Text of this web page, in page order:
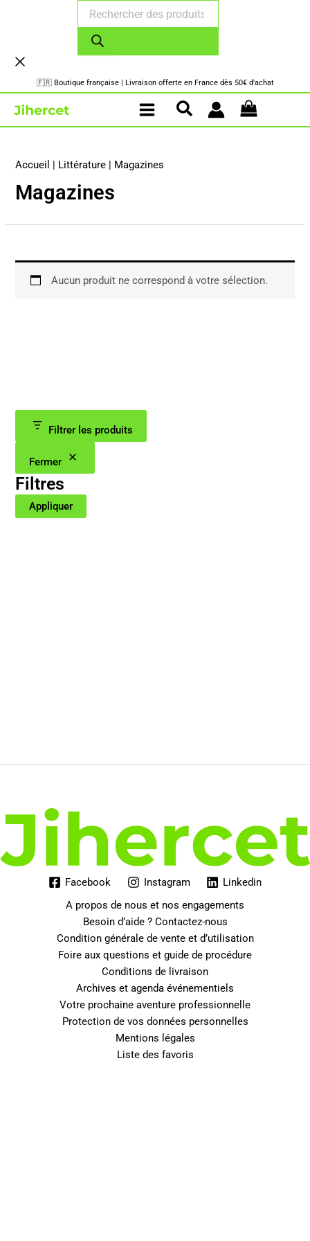
produits
🇫🇷 Boutique française | Livraison offerte en France dès 50€ d'achat
Filtrer les produits
Fermer
Filtres
Appliquer
Accueil | Littérature | Magazines
Magazines
Aucun produit ne correspond à votre sélection.
Facebook Instagram
Linkedin
A propos de nous et nos engagements
Besoin d’aide ? Contactez-nous
Condition générale de vente et d’utilisation
Foire aux questions et guide de procédure
Conditions de livraison
Archives et agenda événementiels
Votre prochaine aventure professionnelle
Protection de vos données personnelles
Mentions légales
Liste des favoris